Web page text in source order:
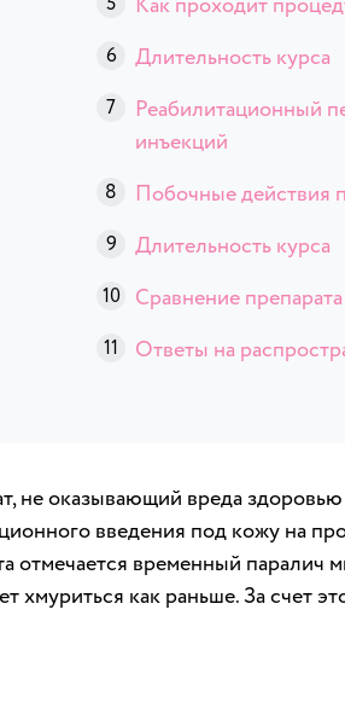
Длительность курса
Реабилитационный
инъекций
Побочные действия
Длительность курса
Сравнение
Ответы на
не оказывающий вреда здоровью
введения под кожу на
отмечается временный паралич
хмуриться как раньше. За счет